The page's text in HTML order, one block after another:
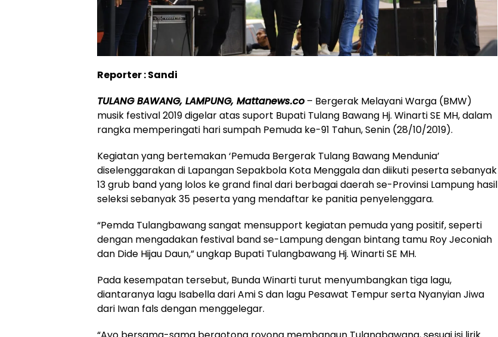
Reporter : Sandi
TULANG BAWANG, LAMPUNG, Mattanews.co– Bergerak Melayani Warga (BMW)
musik festival 2019 digelar atas suport Bupati Tulang Bawang Hj. Winarti SE MH, dalam
rangka memperingati hari sumpah Pemuda ke-91 Tahun, Senin (28/10/2019).
Kegiatan yang bertemakan ‘Pemuda Bergerak Tulang Bawang Mendunia’
diselenggarakan di Lapangan Sepakbola Kota Menggala dan diikuti peserta sebanyak
13 grub band yang lolos ke grand final dari berbagai daerah se-Provinsi Lampung hasil
seleksi sebanyak 35 peserta yang mendaftar ke panitia penyelenggara.
“Pemda Tulangbawang sangat mensupport kegiatan pemuda yang positif, seperti
dengan mengadakan festival band se-Lampung dengan bintang tamu Roy Jeconiah
dan Dide Hijau Daun,” ungkap Bupati Tulangbawang Hj. Winarti SE MH.
Pada kesempatan tersebut, Bunda Winarti turut menyumbangkan tiga lagu,
diantaranya lagu Isabella dari Ami S dan lagu Pesawat Tempur serta Nyanyian Jiwa
dari Iwan fals dengan menggelegar.